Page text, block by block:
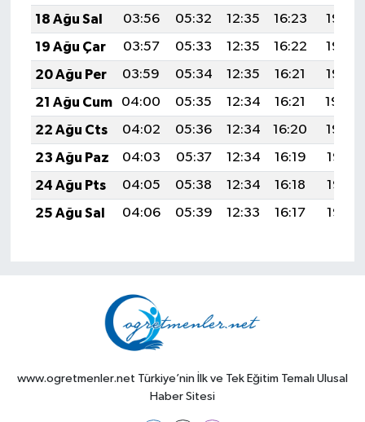
18 Ağu Sal
03:56 05:32 12:35 16:23
19:28
19 Ağu Çar
03:57 05:33 12:35 16:22
19:27
20 Ağu Per
03:59 05:34 12:35 16:21
19:25
21 Ağu Cum
04:00 05:35 12:34 16:21
19:24
22 Ağu Cts
04:02 05:36 12:34 16:20
19:23
23 Ağu Paz
04:03 05:37 12:34 16:19
19:21
24 Ağu Pts
04:05 05:38 12:34 16:18
19:19
25 Ağu Sal
04:06 05:39 12:33 16:17 19:18
www.ogretmenler.net Türkiye’nin İlk ve Tek Eğitim Temalı Ulusal
Haber Sitesi